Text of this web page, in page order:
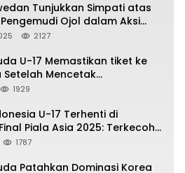
Tunjukkan Simpati atas
Ojol dalam Aksi
2127
U-17 Memastikan tiket ke
Setelah Mencetak
Gemilang atas Yaman 4-1 di
1929
U-17 Terhenti di
Piala Asia 2025: Terkecoh
1787
Patahkan Dominasi Korea